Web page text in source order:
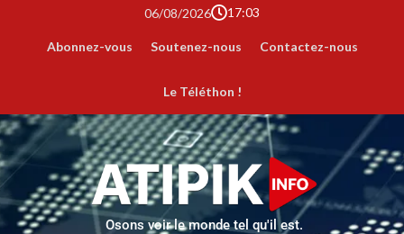
06/08/2026 17:03
Abonnez-vous Soutenez-nous Contactez-nous
Le Téléthon !
Osons voir le monde tel qu'il est.